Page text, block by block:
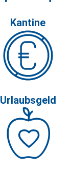
Kantine
Urlaubsgeld